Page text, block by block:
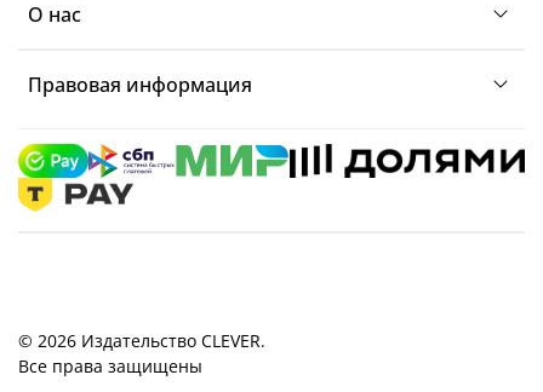
О нас
Правовая информация
© 2026 Издательство CLEVER.
Все права защищены